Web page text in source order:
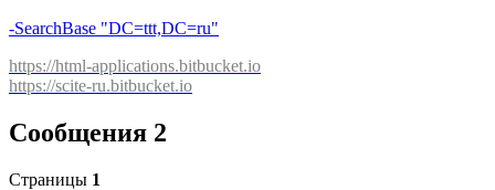
-SearchBase "DC=ttt,DC=ru"
https://html-applications.bitbucket.io
https://scite-ru.bitbucket.io
Сообщения 2
Страницы 1